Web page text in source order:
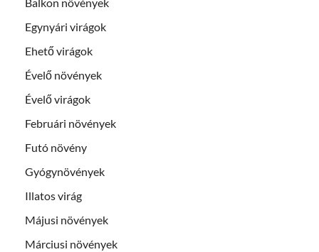
Egynyári virágok
Ehető virágok
Évelő növények
Évelő virágok
Februári növények
Futó növény
Gyógynövények
Illatos virág
Májusi növények
Márciusi növények